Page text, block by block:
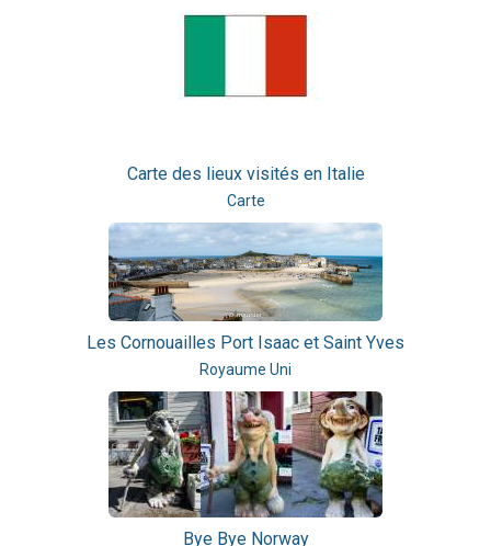
Carte des lieux visités en Italie
Carte
Les Cornouailles Port Isaac et Saint Yves
Royaume Uni
Bye Bye Norway